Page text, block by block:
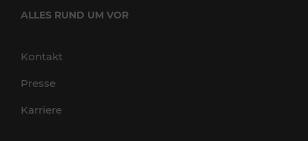
ALLES RUND UM VOR
Kontakt
Presse
Karriere